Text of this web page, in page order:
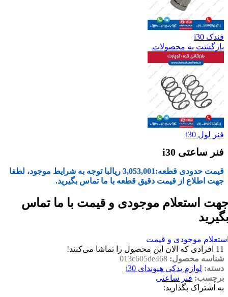
فندک i30
بازگشت به محصولات
فنر لول i30
فنر ساعتی i30
قیمت حدودی قطعه:3,053,001 ریالبا توجه به شرایط موجود، لطفا
جهت اطلاع از قیمت دقیق قطعه با ما تماس بگیرید.
استعلام موجودی و قیمت با ما تماس
موجودی و قیمت
11 افرادی که الان این محصول را تماشا می‌کنند!
شناسه محصول: 013c605de468
دسته: لوازم یدکی هیوندای i30
برچسب: فنر ساعتی
به اشتراک بگذارید: